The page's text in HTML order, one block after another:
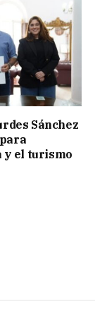
Sánchez
y el turismo